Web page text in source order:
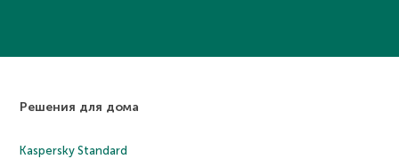
Решения для дома
Kaspersky Standard